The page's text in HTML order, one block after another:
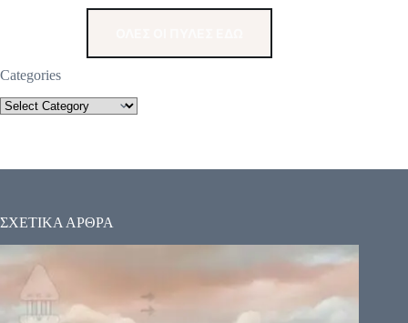
Categories
ΣΧΕΤΙΚΑ ΑΡΘΡΑ